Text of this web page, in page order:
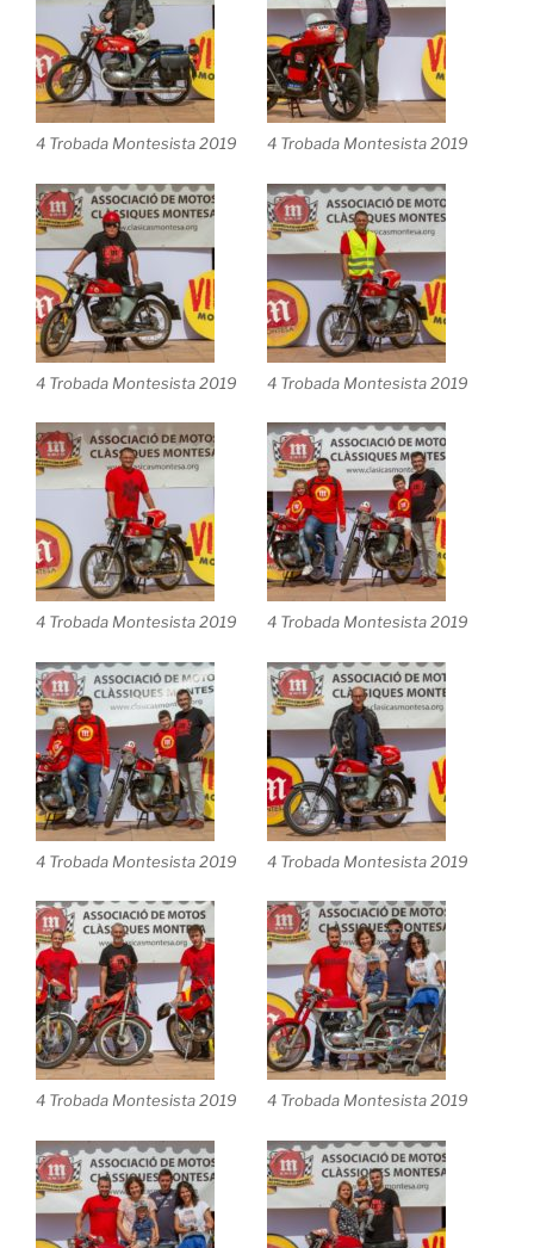
4 Trobada Montesista 2019 4 Trobada Montesista 2019
4 Trobada Montesista 2019 4 Trobada Montesista 2019
4 Trobada Montesista 2019 4 Trobada Montesista 2019
4 Trobada Montesista 2019 4 Trobada Montesista 2019
4 Trobada Montesista 2019 4 Trobada Montesista 2019